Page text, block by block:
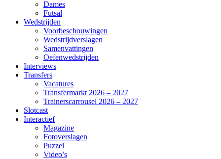
Dames
Futsal
Wedstrijden
Voorbeschouwingen
Wedstrijdverslagen
Samenvattingen
Oefenwedstrijden
Interviews
Transfers
Vacatures
Transfermarkt 2026 – 2027
Trainerscarrousel 2026 – 2027
Slotcast
Interactief
Magazine
Fotoverslagen
Puzzel
Video’s